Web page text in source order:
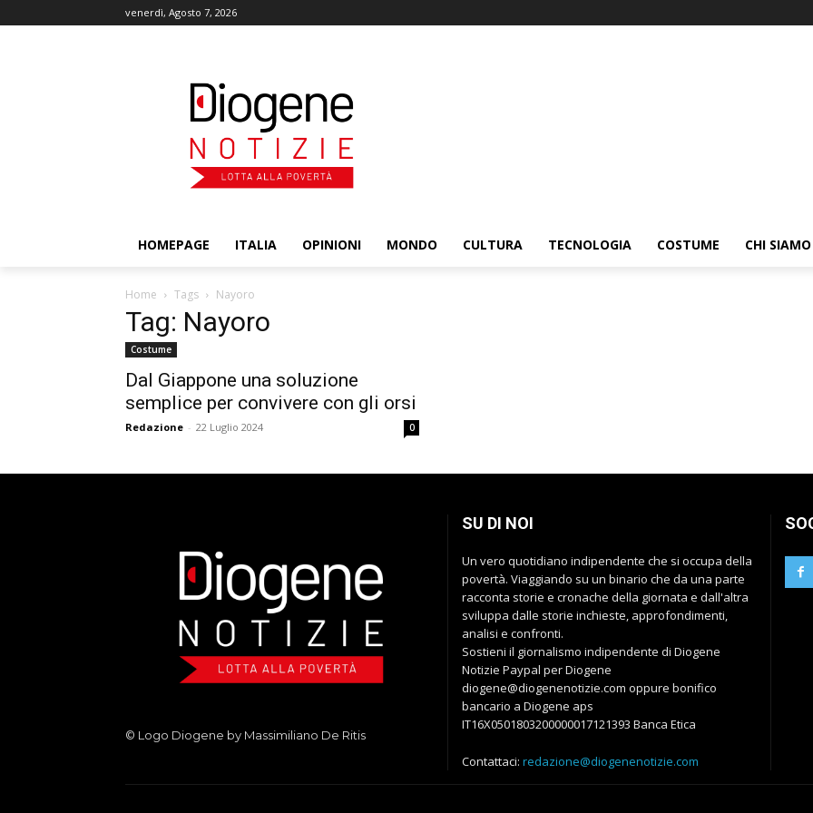
venerdì, Agosto 7, 2026
HOMEPAGE ITALIA OPINIONI MONDO CULTURA TECNOLOGIA COSTUME CHI SIAMO
Home Tags Nayoro
Tag: Nayoro
Costume
Dal Giappone una soluzione
semplice per convivere con gli orsi
Redazione - 22 Luglio 2024 0
© Logo Diogene by Massimiliano De Ritis
SU DI NOI
Un vero quotidiano indipendente che si occupa della
povertà. Viaggiando su un binario che da una parte
racconta storie e cronache della giornata e dall'altra
sviluppa dalle storie inchieste, approfondimenti,
analisi e confronti.
Sostieni il giornalismo indipendente di Diogene
Notizie Paypal per Diogene
diogene@diogenenotizie.com oppure bonifico
bancario a Diogene aps
IT16X0501803200000017121393 Banca Etica
Contattaci: redazione@diogenenotizie.com